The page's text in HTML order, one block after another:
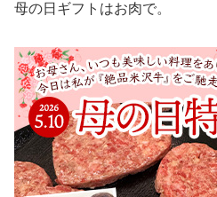
母の日ギフトはお肉で。